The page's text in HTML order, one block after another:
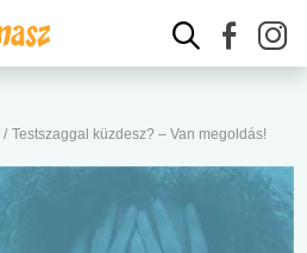
/ Testszaggal küzdesz? – Van megoldás!